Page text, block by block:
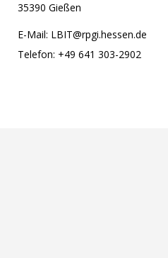
35390 Gießen
E-Mail: LBIT@rpgi.hessen.de
Telefon: +49 641 303-2902